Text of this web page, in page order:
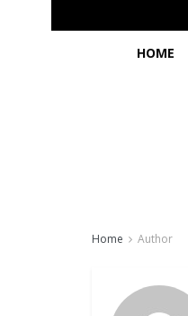
HOME
Home Author